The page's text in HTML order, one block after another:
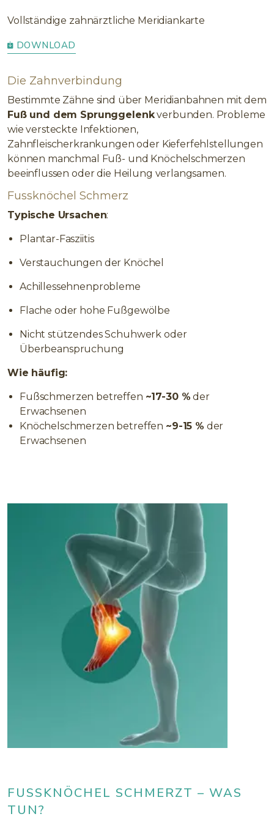
Die Zahnverbindung
Bestimmte Zähne sind über Meridianbahnen mit dem
Fuß und dem Sprunggelenkverbunden. Probleme
wie versteckte Infektionen,
Zahnfleischerkrankungen oder Kieferfehlstellungen
können manchmal Fuß- und Knöchelschmerzen
beeinflussen oder die Heilung verlangsamen.
Fussknöchel Schmerz
Typische Ursachen:
Plantar-Fasziitis
Verstauchungen der Knöchel
Achillessehnenprobleme
Flache oder hohe Fußgewölbe
Nicht stützendes Schuhwerk oder
Überbeanspruchung
Wie häufig:
Fußschmerzen betreffen ~17-30 % der
Erwachsenen
Knöchelschmerzen betreffen ~9-15 % der
Erwachsenen
Vollständige zahnärztliche Meridiankarte
DOWNLOAD
FUSSKNÖCHEL SCHMERZT – WAS T
UN?